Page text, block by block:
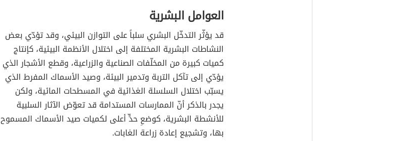
العوامل البشرية
قد يؤثّر التدخّل البشري سلباً على التوازن البيئي، وقد تؤدّي بعض
النشاطات البشرية المختلفة إلى اختلال الأنظمة البيئية، كإنتاج
كميات كبيرة من المخلّفات الصناعية والزراعية، وقطع الأشجار الذي
يؤدّي إلى تآكل التربة وتدمير البيئة، وصيد الأسماك المفرط الذي
يسبّب اختلال السلسلة الغذائية في المسطحات المائية، ولكن
يجدر بالذكر أنّ الممارسات المستدامة قد تعوّض الآثار السلبية
للأنشطة البشرية، كوضعِ حدٍّ أعلى لكميات صيد الأسماك المسموح
بها، وتشجيع إعادة زراعة الغابات.